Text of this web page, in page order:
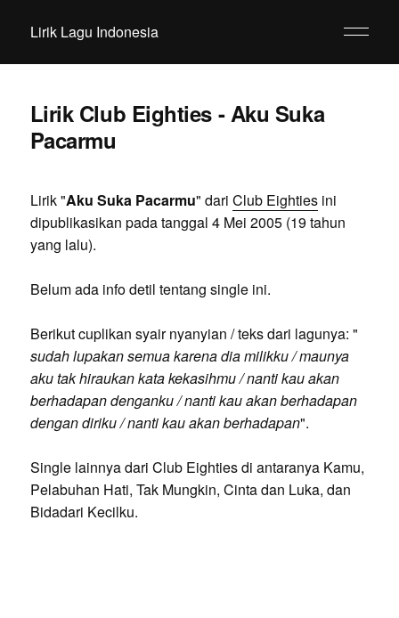
Lirik Lagu Indonesia
Lirik Club Eighties - Aku Suka
Pacarmu
Lirik "Aku Suka Pacarmu" dari Club Eightiesini
dipublikasikan pada tanggal 4 Mei 2005 (19 tahun
yang lalu).
Belum ada info detil tentang single ini.
Berikut cuplikan syair nyanyian / teks dari lagunya: "
sudah lupakan semua karena dia milikku / maunya
aku tak hiraukan kata kekasihmu / nanti kau akan
berhadapan denganku / nanti kau akan berhadapan
dengan diriku / nanti kau akan berhadapan".
Single lainnya dari Club Eighties di antaranya Kamu,
Pelabuhan Hati, Tak Mungkin, Cinta dan Luka, dan
Bidadari Kecilku.